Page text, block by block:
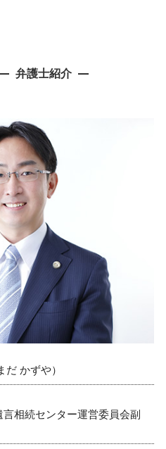
ット
い
尼崎市
士 相談 神戸市
大阪市
市
西宮市
談 芦屋市
士 相談 大阪市
士 相談 西宮市
市
護士 相談 芦屋市
市
西宮市
談 尼崎市
尼崎市
神戸市
弁護士紹介
だ かずや）
相続センター運営委員会副